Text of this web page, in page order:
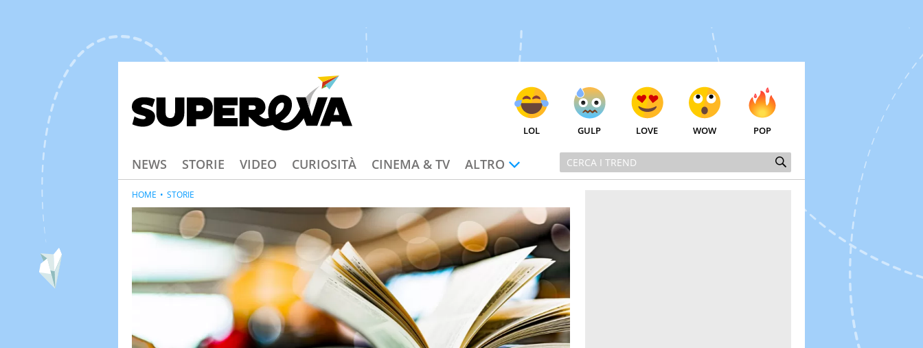
LOL GULP LOVE WOW POP
NEWS STORIE VIDEO CURIOSITÀ CINEMA & TV ALTRO
HOME STORIE